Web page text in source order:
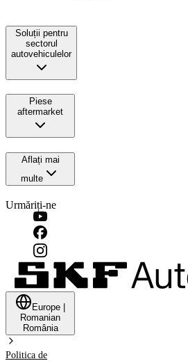
Soluții pentru
sectorul
autovehiculelor
Piese
aftermarket
Aflați mai
multe
Urmăriți-ne
Europe
Romanian
România
Politica de